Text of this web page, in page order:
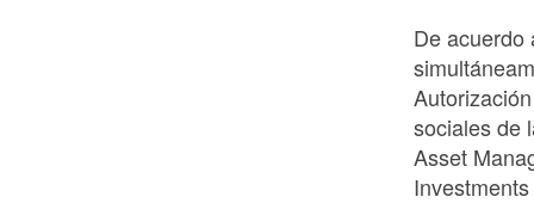
De acuerdo
sociales de
Asset